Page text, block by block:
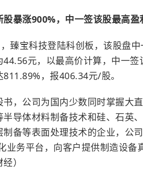
股暴涨900%，中一签该股最高盈
臻宝科技登陆科创板，该股盘
44.56元，以最高价计算，中一
811.89%，报406.34元/股。
书，公司为国内少数同时掌握大
半导体材料制备技术和硅、石英
制备等表面处理技术的企业，公
业务平台，向客户提供制造设备
）